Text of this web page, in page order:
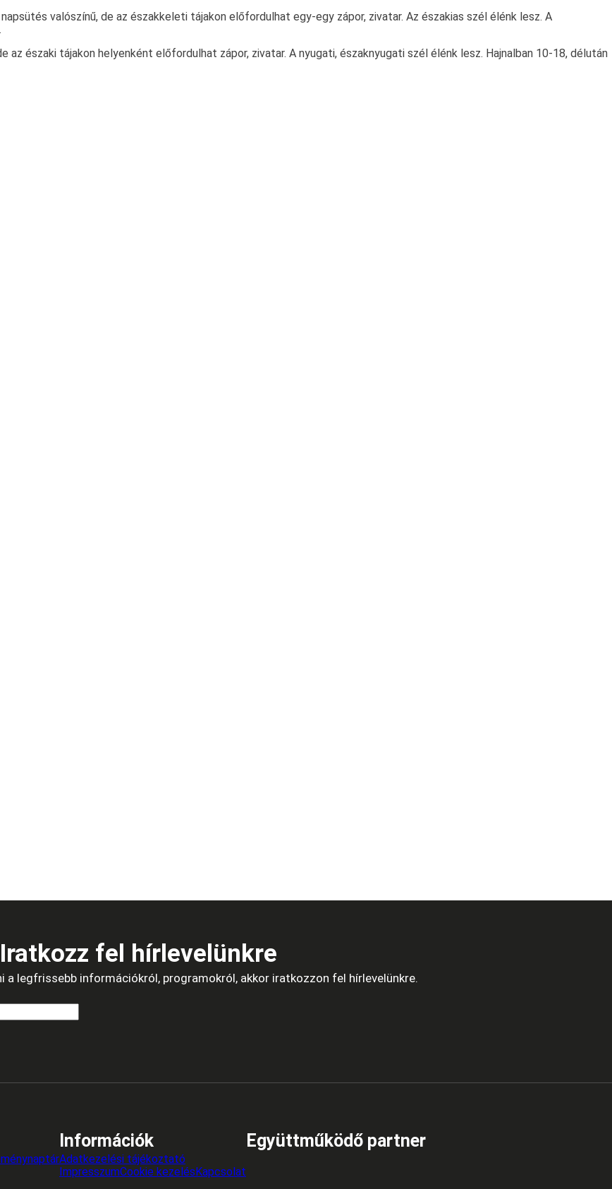
valószínű, de az északkeleti tájakon előfordulhat egy-egy zápor, zivatar. Az északias szél élénk lesz. A
északi tájakon helyenként előfordulhat zápor, zivatar. A nyugati, északnyugati szél élénk lesz. Hajnalban 10-18, délután
Iratkozz fel hírlevelünkre
a legfrissebb információkról, programokról, akkor iratkozzon fel hírlevelünkre.
Információk
Adatkezelési tájékoztató
ImpresszumCookie kezelésKapcsolat
Együttműködő partner